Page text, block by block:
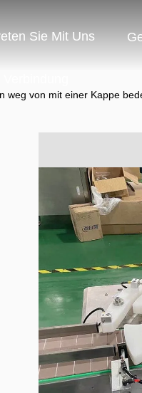
Sie Mit Uns
weg von mit einer Kappe